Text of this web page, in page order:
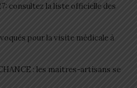
consultez la liste officielle des
pour la visite médicale à
: les maitres-artisans se